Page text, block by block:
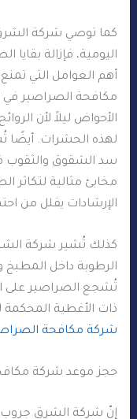
كما توصي شركة
اليومية، فإزالة
أهم العوامل التي
مكافحة الصراصير في
الأحواض ليلاً لأن
لهذه الحشرات. أيضًا
سد الشقوق والثقوب
مخابئ مثالية لتكاثر
الإرشادات يقلل من
كذلك تُشير شركة
الرطوبة داخل المطبخ
تُشجع الصراصير على
ذات الأغطية
شركة مكافحة
حجز موعد شركة
إنّ شركة الشرق